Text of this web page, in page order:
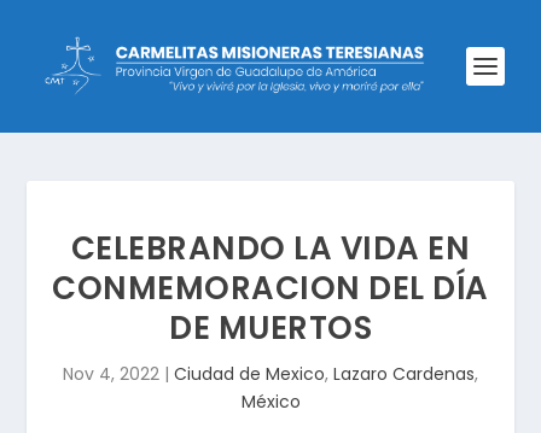
CELEBRANDO LA VIDA EN
CONMEMORACION DEL DÍA
DE MUERTOS
Nov 4, 2022 | Ciudad de Mexico, Lazaro Cardenas,
México